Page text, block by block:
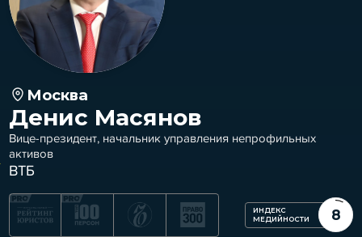
Москва
Денис Масянов
Вице-президент, начальник управления непрофильных
активов
ВТБ
ИНДЕКС
МЕДИЙНОСТИ
8